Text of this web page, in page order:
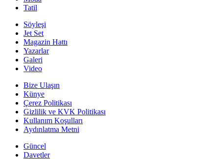
Tatil
Söyleşi
Jet Set
Magazin Hattı
Yazarlar
Galeri
Video
Bize Ulaşın
Künye
Çerez Politikası
Gizlilik ve KVK Politikası
Kullanım Koşulları
Aydınlatma Metni
Güncel
Davetler